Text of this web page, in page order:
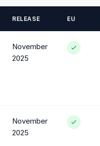
RELEASE EU
November
2025
November
2025